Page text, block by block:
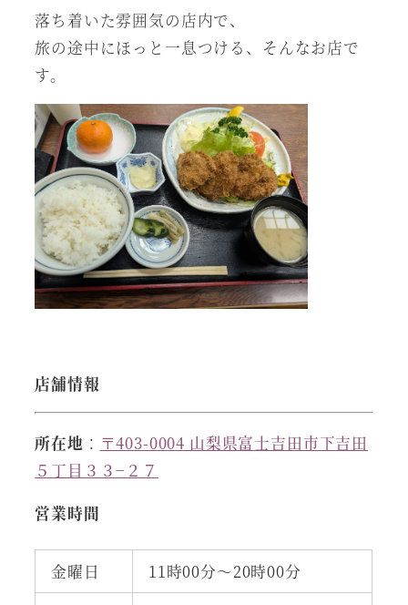
落ち着いた雰囲気の店内で、
旅の途中にほっと一息つける、そんなお店で
す。
店舗情報
所在地 ： 〒403-0004 山梨県富士吉田市下吉田
５丁目３３−２７
営業時間
金曜日
11時00分～20時00分